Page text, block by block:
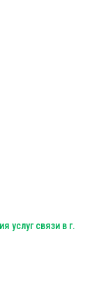
услуг связи в г.